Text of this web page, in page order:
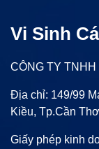
Vi Sinh
CÔNG TY
Địa chỉ: 149/99
Kiều, Tp.Cần Thơ
Giấy phép kinh